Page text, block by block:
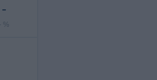
-
- %